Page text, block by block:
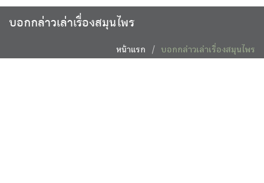
บอกกล่าวเล่าเรื่องสมุนไพร
หน้าแรก บอกกล่าวเล่าเรื่องสมุนไพร